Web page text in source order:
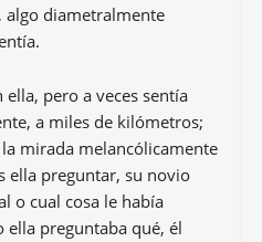
algo diametralmente
pero a veces sentía
a miles de kilómetros;
mirada melancólicamente
ella preguntar, su novio
o cual cosa le había
ella preguntaba qué, él